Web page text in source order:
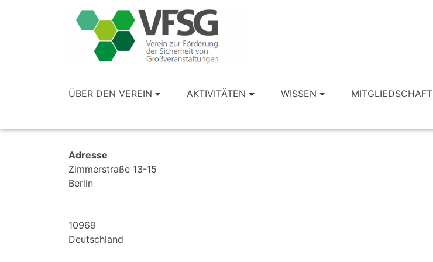
ÜBER DEN VEREIN AKTIVITÄTEN WISSEN MITGLIEDSCHAFT
Adresse
Zimmerstraße 13-15
Berlin
10969
Deutschland